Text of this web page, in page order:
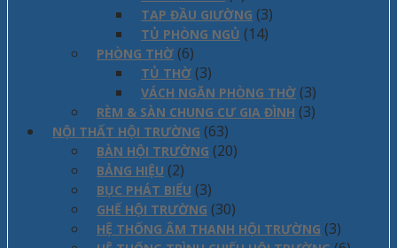
TAP ĐẦU GIƯỜNG (3)
TỦ PHÒNG NGỦ (14)
PHÒNG THỜ (6)
TỦ THỜ (3)
VÁCH NGĂN PHÒNG THỜ (3)
RÈM & SÀN CHUNG CƯ GIA ĐÌNH (3)
NỘI THẤT HỘI TRƯỜNG (63)
BÀN HỘI TRƯỜNG (20)
BẢNG HIỆU (2)
BỤC PHÁT BIỂU (3)
GHẾ HỘI TRƯỜNG (30)
HỆ THỐNG ÂM THANH HỘI TRƯỜNG (3)